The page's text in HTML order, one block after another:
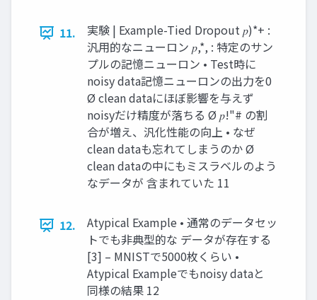
11.
実験 | Example-Tied Dropout 𝑝)*+ :
汎⽤的なニューロン 𝑝,*, : 特定のサン
プルの記憶ニューロン • Test時に
noisy data記憶ニューロンの出⼒を0
Ø clean dataにほぼ影響を与えず
noisyだけ精度が落ちる Ø 𝑝!"# の割
合が増え、汎化性能の向上 • なぜ
clean dataも忘れてしまうのか Ø
clean dataの中にもミスラベルのよう
なデータが 含まれていた 11
12.
Atypical Example • 通常のデータセッ
トでも⾮典型的な データが存在する
[3] – MNISTで5000枚くらい •
Atypical Exampleでもnoisy dataと
同様の結果 12